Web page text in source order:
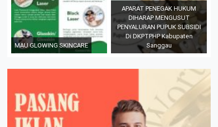
MAU GLOWING SKINCARE
APARAT PENEGAK HUKUM
DIHARAP MENGUSUT
PENYALURAN PUPUK SUBSIDI
Di DKPTPHP Kabupaten
Sanggau